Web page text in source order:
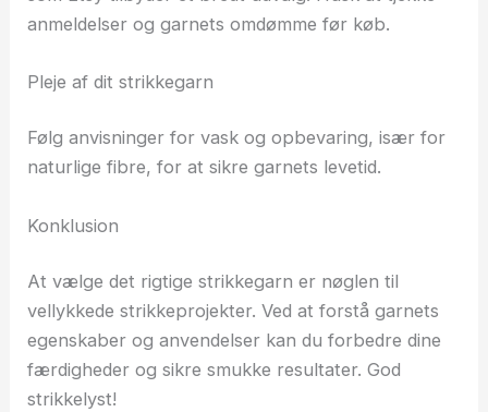
anmeldelser og garnets omdømme før køb.
Pleje af dit strikkegarn
Følg anvisninger for vask og opbevaring, især for
naturlige fibre, for at sikre garnets levetid.
Konklusion
At vælge det rigtige strikkegarn er nøglen til
vellykkede strikkeprojekter. Ved at forstå garnets
egenskaber og anvendelser kan du forbedre dine
færdigheder og sikre smukke resultater. God
strikkelyst!